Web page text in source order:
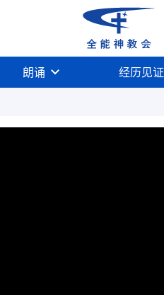
朗诵 经历见证